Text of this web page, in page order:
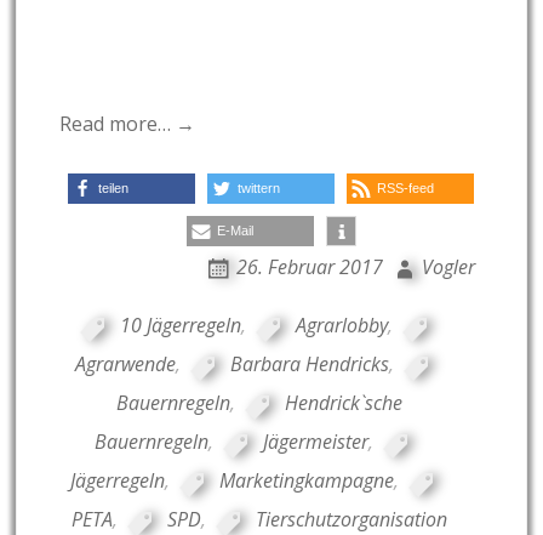
Read more… →
teilen twittern RSS-feed
E-Mail
26. Februar 2017 Vogler
10 Jägerregeln, Agrarlobby,
Agrarwende, Barbara Hendricks,
Bauernregeln,
Hendrick`sche
Bauernregeln, Jägermeister,
Jägerregeln, Marketingkampagne,
PETA, SPD,
Tierschutzorganisation